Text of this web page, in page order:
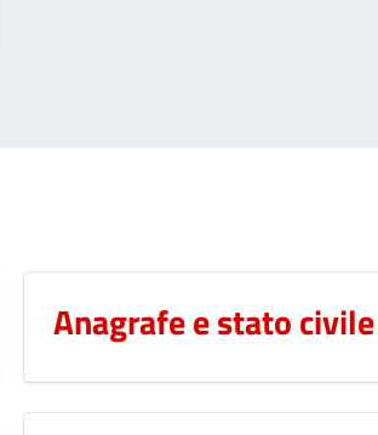
Anagrafe e stato civile